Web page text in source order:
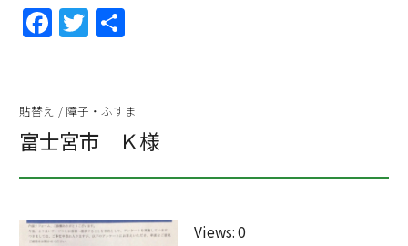
F
a
e
b
o
k
T
w
er
貼替え / 障子・ふすま
富士宮市 Ｋ様
Views: 0